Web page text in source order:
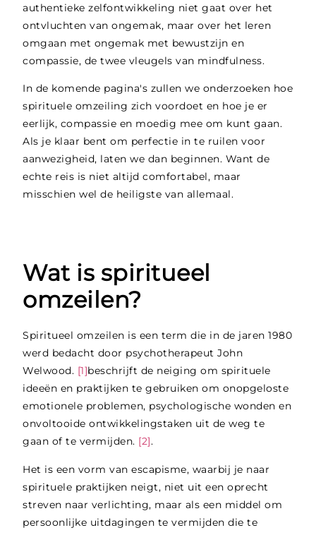
authentieke zelfontwikkeling niet gaat over het
ontvluchten van ongemak, maar over het leren
omgaan met ongemak met bewustzijn en
compassie, de twee vleugels van mindfulness.
In de komende pagina's zullen we onderzoeken hoe
spirituele omzeiling zich voordoet en hoe je er
eerlijk, compassie en moedig mee om kunt gaan.
Als je klaar bent om perfectie in te ruilen voor
aanwezigheid, laten we dan beginnen. Want de
echte reis is niet altijd comfortabel, maar
misschien wel de heiligste van allemaal.
Wat is spiritueel
omzeilen?
Spiritueel omzeilen is een term die in de jaren 1980
werd bedacht door psychotherapeut John
Welwood. [1]beschrijft de neiging om spirituele
ideeën en praktijken te gebruiken om onopgeloste
emotionele problemen, psychologische wonden en
onvoltooide ontwikkelingstaken uit de weg te
gaan of te vermijden. [2].
Het is een vorm van escapisme, waarbij je naar
spirituele praktijken neigt, niet uit een oprecht
streven naar verlichting, maar als een middel om
persoonlijke uitdagingen te vermijden die te